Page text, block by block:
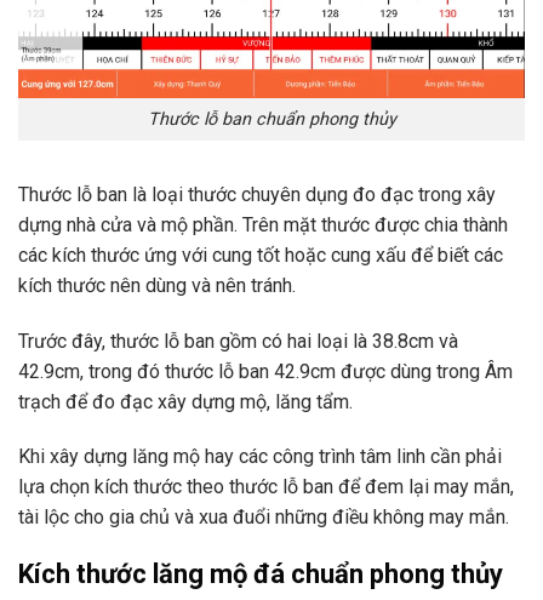
Thước lỗ ban chuẩn phong thủy
Thước lỗ ban là loại thước chuyên dụng đo đạc trong xây
dựng nhà cửa và mộ phần. Trên mặt thước được chia thành
các kích thước ứng với cung tốt hoặc cung xấu để biết các
kích thước nên dùng và nên tránh.
Trước đây, thước lỗ ban gồm có hai loại là 38.8cm và
42.9cm, trong đó thước lỗ ban 42.9cm được dùng trong Âm
trạch để đo đạc xây dựng mộ, lăng tẩm.
Khi xây dựng lăng mộ hay các công trình tâm linh cần phải
lựa chọn kích thước theo thước lỗ ban để đem lại may mắn,
tài lộc cho gia chủ và xua đuổi những điều không may mắn.
Kích thước lăng mộ đá chuẩn phong thủy